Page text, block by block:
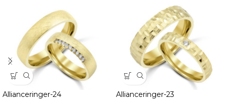
Allianceringer-24 Allianceringer-23